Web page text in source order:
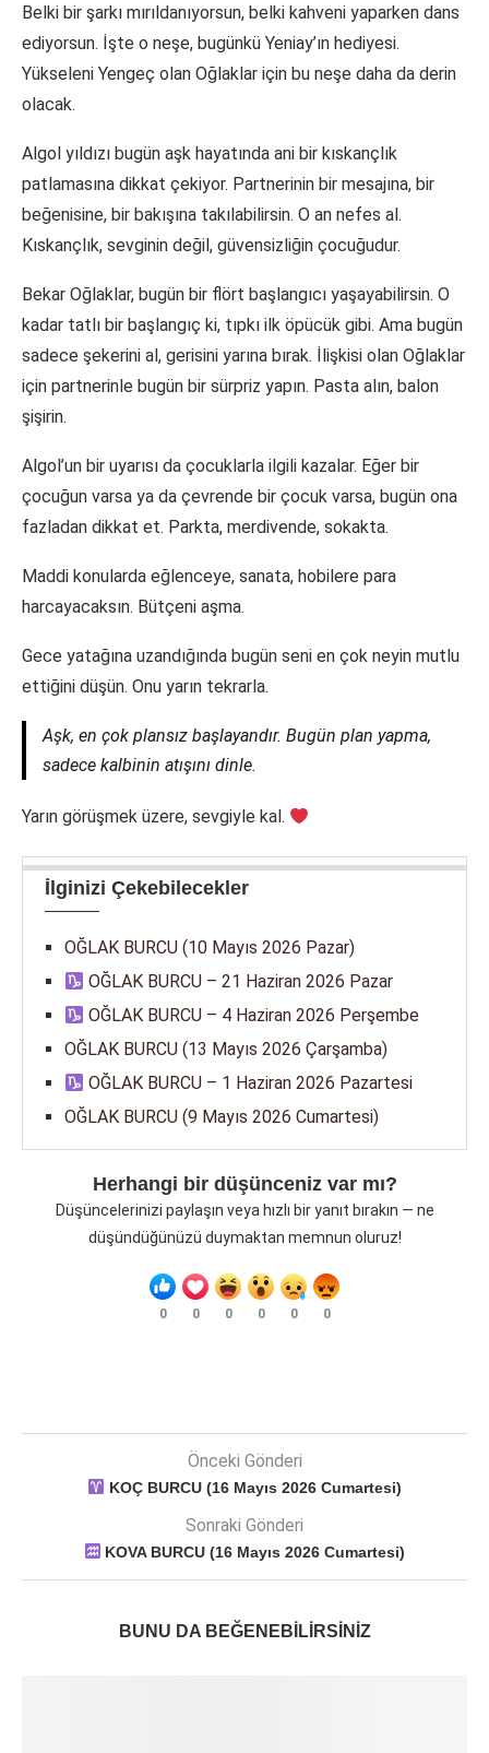
Belki bir şarkı mırıldanıyorsun, belki kahveni yaparken dans
ediyorsun. İşte o neşe, bugünkü Yeniay’ın hediyesi.
Yükseleni Yengeç olan Oğlaklar için bu neşe daha da derin
olacak.
Algol yıldızı bugün aşk hayatında ani bir kıskançlık
patlamasına dikkat çekiyor. Partnerinin bir mesajına, bir
beğenisine, bir bakışına takılabilirsin. O an nefes al.
Kıskançlık, sevginin değil, güvensizliğin çocuğudur.
Bekar Oğlaklar, bugün bir flört başlangıcı yaşayabilirsin. O
kadar tatlı bir başlangıç ki, tıpkı ilk öpücük gibi. Ama bugün
sadece şekerini al, gerisini yarına bırak. İlişkisi olan Oğlaklar
için partnerinle bugün bir sürpriz yapın. Pasta alın, balon
şişirin.
Algol’un bir uyarısı da çocuklarla ilgili kazalar. Eğer bir
çocuğun varsa ya da çevrende bir çocuk varsa, bugün ona
fazladan dikkat et. Parkta, merdivende, sokakta.
Maddi konularda eğlenceye, sanata, hobilere para
harcayacaksın. Bütçeni aşma.
Gece yatağına uzandığında bugün seni en çok neyin mutlu
ettiğini düşün. Onu yarın tekrarla.
Aşk, en çok plansız başlayandır. Bugün plan yapma,
sadece kalbinin atışını dinle.
Yarın görüşmek üzere, sevgiyle kal.
İlginizi Çekebilecekler
OĞLAK BURCU (10 Mayıs 2026 Pazar)
OĞLAK BURCU – 21 Haziran 2026 Pazar
OĞLAK BURCU – 4 Haziran 2026 Perşembe
OĞLAK BURCU (13 Mayıs 2026 Çarşamba)
OĞLAK BURCU – 1 Haziran 2026 Pazartesi
OĞLAK BURCU (9 Mayıs 2026 Cumartesi)
Herhangi bir düşünceniz var mı?
Düşüncelerinizi paylaşın veya hızlı bir yanıt bırakın — ne
düşündüğünüzü duymaktan memnun oluruz!
0 0 0 0 0 0
Önceki Gönderi
KOÇ BURCU (16 Mayıs 2026 Cumartesi)
Sonraki Gönderi
KOVA BURCU (16 Mayıs 2026 Cumartesi)
BUNU DA BEĞENEBILIRSINIZ